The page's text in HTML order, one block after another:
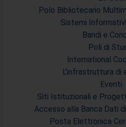
Polo Bibliotecario
Sistemi
Bandi e
Poli di
International
L'infrastruttura di
Eventi
Siti Istituzionali e
Accesso alla Banca Dati
Posta Elettronica